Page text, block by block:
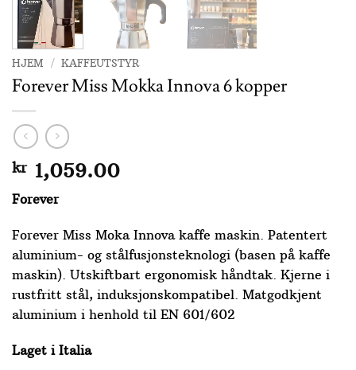
HJEM / KAFFEUTSTYR
Forever Miss Mokka Innova 6 kopper
kr1,059.00
Forever
Forever Miss Moka Innova kaffe maskin. Patentert
aluminium- og stålfusjonsteknologi (basen på kaffe
maskin). Utskiftbart ergonomisk håndtak. Kjerne i
rustfritt stål, induksjonskompatibel. Matgodkjent
aluminium i henhold til EN 601/602
Laget i Italia